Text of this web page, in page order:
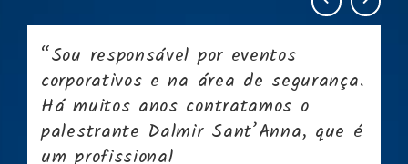
“Sou responsável por eventos
corporativos e na área de segurança.
Há muitos anos contratamos o
palestrante Dalmir Sant’Anna, que é
um profissional